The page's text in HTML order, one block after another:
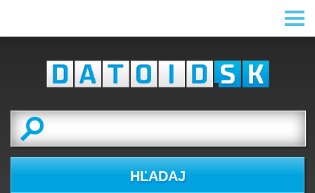
HĽADAJ